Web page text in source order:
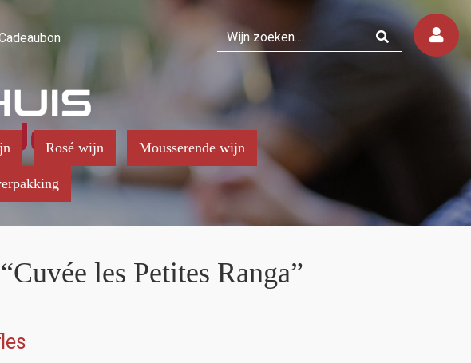
Rosé wijn Mousserende wijn
les Petites Ranga”